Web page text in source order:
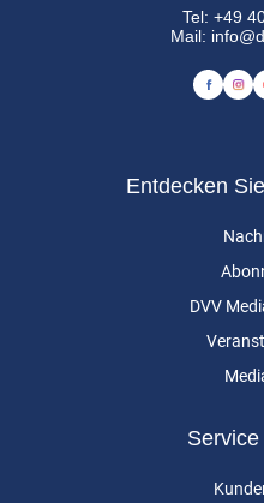
Tel:+49
Mail:
Entdecken
DVV